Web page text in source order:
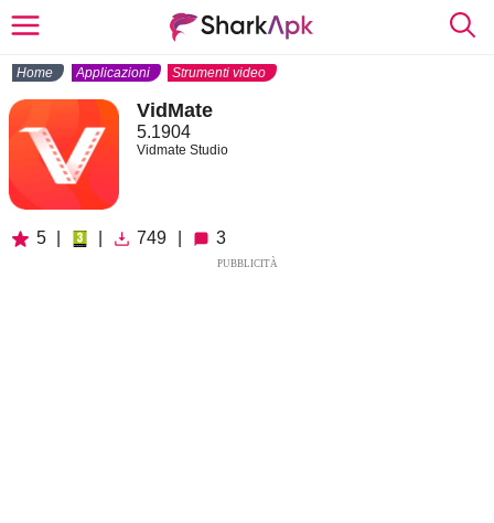
Home Applicazioni Strumenti video
VidMate
5.1904
Vidmate Studio
5 749 3
PUBBLICITÀ